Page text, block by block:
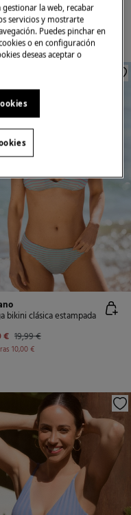
€ 19,99 €
10,00 €
bikini clásica estampada
€ 19,99 €
10,00 €
gestionar la web, recabar
servicios y mostrarte
Puedes pinchar en
o en configuración
deseas aceptar o